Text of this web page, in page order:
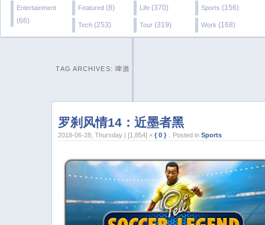
Entertainment
(66)
Featured (8) Life (370) Sports (156)
Tech (253) Tour (319) Work (168)
TAG ARCHIVES: 啤酒
罗刹风情14：近墨者黑
2018-06-28, Thursday | [1,854] ×{ 0 } ，Posted inSports